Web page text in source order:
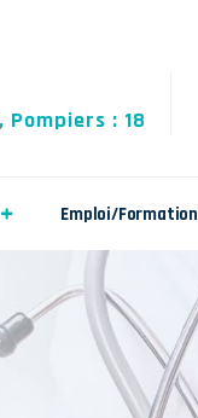
Pompiers : 18
Emploi/Formation